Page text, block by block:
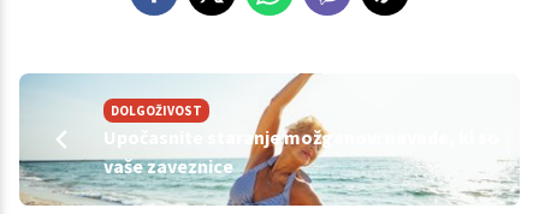
DOLGOŽIVOST
Upočasnite staranje možganov: navade, ki so
vaše zaveznice